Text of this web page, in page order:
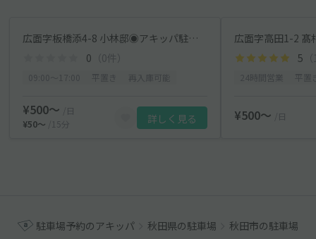
広面字板橋添4-8 小林邸◉アキッパ駐車場
0 （0件）
¥500〜
/日
¥50〜
/15分 詳しく見る
広面字高田1-2
5
¥500〜 /日
駐車場予約のアキッパ 秋田県の駐車場 秋田市の駐車場